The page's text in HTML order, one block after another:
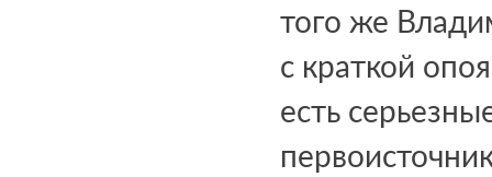
того же
с краткой
есть